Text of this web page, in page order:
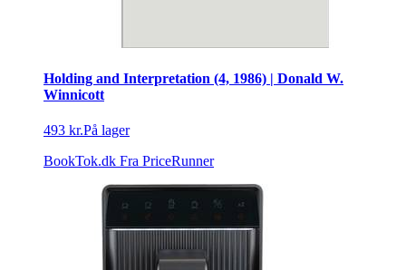
Holding and Interpretation (4, 1986) | Donald W.
Winnicott
493 kr.På lager
BookTok.dk Fra PriceRunner